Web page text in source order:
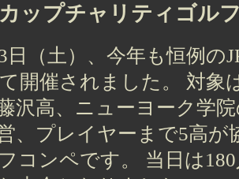
ップチャリティゴル
日（土）、今年も恒例の
開催されました。 対象
沢高、ニューヨーク学
、プレイヤーまで5高が
コンペです。 当日は